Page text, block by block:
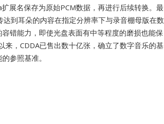
展名保存为原始PCM数据，再进行后续转换。最
到耳朵的内容在指定分辨率下与录音棚母版在数
错能力，即使光盘表面有中等程度的磨损也能保
，CDDA已售出数十亿张，确立了数字音乐的基
参照基准。